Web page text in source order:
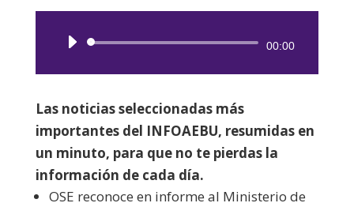
Reproductor
00:00
Las noticias seleccionadas más
importantes del INFOAEBU, resumidas en
un minuto, para que no te pierdas la
información de cada día.
OSE reconoce en informe al Ministerio de